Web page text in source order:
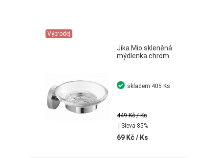
Výprodej
Jika Mio skleněná
mýdlenka chrom
449 Kč/ Ks
| Sleva 85%
69 Kč/ Ks
skladem 405 Ks